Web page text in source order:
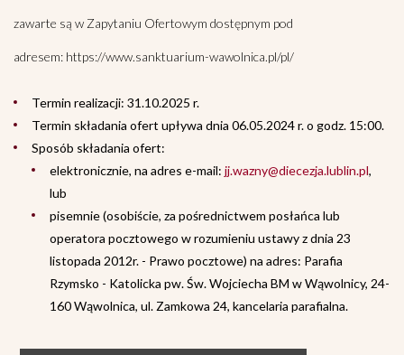
zawarte są w Zapytaniu Ofertowym dostępnym pod
adresem: https://www.sanktuarium-wawolnica.pl/pl/
Termin realizacji: 31.10.2025 r.
Termin składania ofert upływa dnia 06.05.2024 r. o godz. 15:00.
Sposób składania ofert:
elektronicznie, na adres e-mail: jj.wazny@diecezja.lublin.pl,
lub
pisemnie (osobiście, za pośrednictwem posłańca lub
operatora pocztowego w rozumieniu ustawy z dnia 23
listopada 2012r. - Prawo pocztowe) na adres: Parafia
Rzymsko - Katolicka pw. Św. Wojciecha BM w Wąwolnicy, 24-
160 Wąwolnica, ul. Zamkowa 24, kancelaria parafialna.